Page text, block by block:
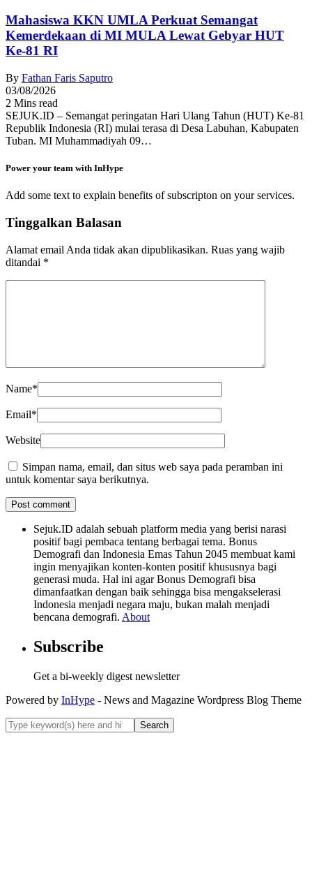
Mahasiswa KKN UMLA Perkuat Semangat
Kemerdekaan di MI MULA Lewat Gebyar HUT
Ke-81 RI
By Fathan Faris Saputro
03/08/2026
2 Mins read
SEJUK.ID – Semangat peringatan Hari Ulang Tahun (HUT) Ke-81
Republik Indonesia (RI) mulai terasa di Desa Labuhan, Kabupaten
Tuban. MI Muhammadiyah 09…
Power your team with InHype
Add some text to explain benefits of subscripton on your services.
Tinggalkan Balasan
Alamat email Anda tidak akan dipublikasikan. Ruas yang wajib
ditandai *
Name*
Email*
Website
Simpan nama, email, dan situs web saya pada peramban ini
untuk komentar saya berikutnya.
Sejuk.ID adalah sebuah platform media yang berisi narasi
positif bagi pembaca tentang berbagai tema. Bonus
Demografi dan Indonesia Emas Tahun 2045 membuat kami
ingin menyajikan konten-konten positif khususnya bagi
generasi muda. Hal ini agar Bonus Demografi bisa
dimanfaatkan dengan baik sehingga bisa mengakselerasi
Indonesia menjadi negara maju, bukan malah menjadi
bencana demografi. About
Subscribe
Get a bi-weekly digest newsletter
Powered by InHype - News and Magazine Wordpress Blog Theme